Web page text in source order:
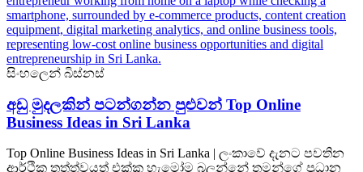
සිංහලෙන් බිස්නස්
අඩු මුදලකින් පටන්ගන්න පුළුවන් Top Online
Business Ideas in Sri Lanka
Top Online Business Ideas in Sri Lanka | ලංකාවේ දැනට පවතින
ආර්ථික තත්ත්වයත් එක්ක හැමෝම බලන්නේ තමන්ගේ ප්‍රධාන